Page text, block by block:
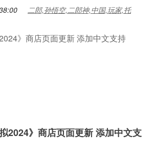
二郎,孙悟空,二郎神,中国,玩家,托
2024》商店页面更新 添加中文支